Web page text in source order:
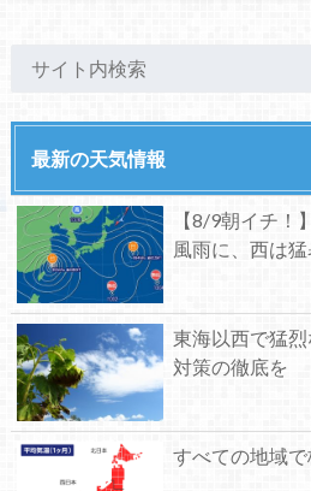
最新の天気情報
【8/9朝イチ
風雨に、西は
東海以西で猛
対策の徹底を
すべての地域